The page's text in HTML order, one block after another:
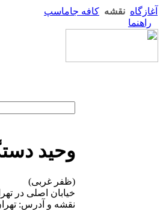
آغازگاه نقشه کافه جاماسپ
راهنما
وحید
(ظفر غربی)
خیابان اصلی در
نقشه و آدرس: